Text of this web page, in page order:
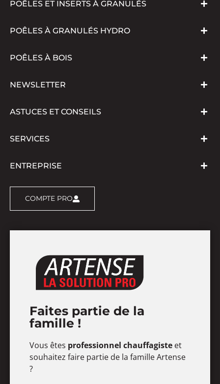
POÊLES ET INSERTS À GRANULÉS
POÊLES À GRANULÉS HYDRO
POÊLES À BOIS
NEWSLETTER
ASTUCES ET CONSEILS
SERVICES
ENTREPRISE
COMPTE PRO
Faites partie de la
famille !
Vous êtes professionnel chauffagiste et
souhaitez faire partie de la famille Artense
?